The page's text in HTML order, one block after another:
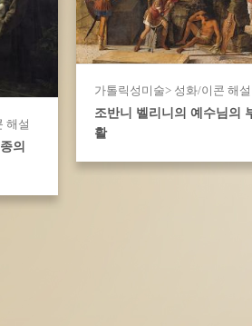
가톨릭성미술> 성화/이콘 해설
조반니 벨리니의 예수님의
활
해설
의